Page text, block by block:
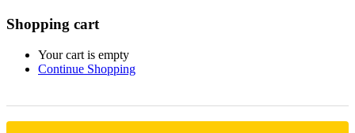
Shopping cart
Your cart is empty
Continue Shopping